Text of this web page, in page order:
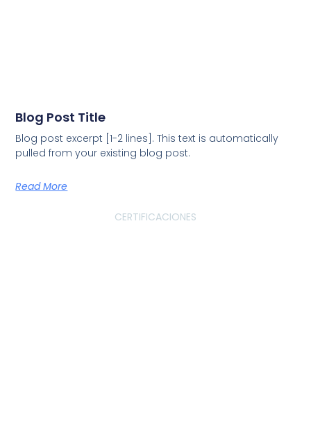
Blog Post Title
Blog post excerpt [1-2 lines]. This text is automatically
pulled from your existing blog post.
Read More
CERTIFICACIONES